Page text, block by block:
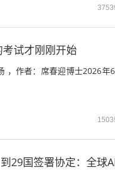
试才刚刚开始
，作者：席春迎博士2026年